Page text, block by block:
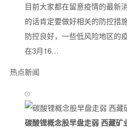
目前大家都在留意疫情的最新
的话肯定要做好相关的防控措
防控良好，一些低风险地区的
在3月16…
热点新闻
碳酸锂概念股早盘走弱 西藏矿